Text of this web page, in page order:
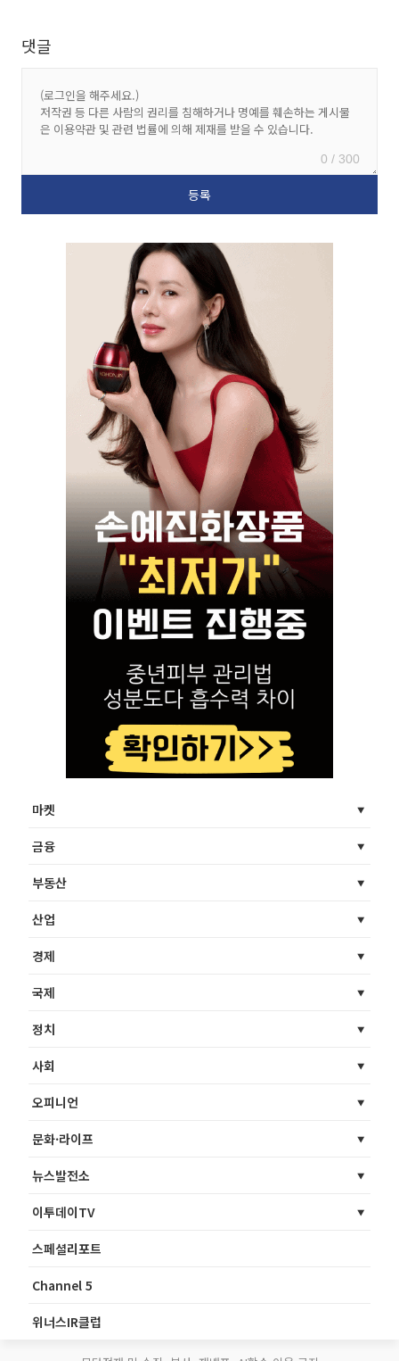
댓글
0 / 300
마켓
금융
부동산
산업
경제
국제
정치
사회
오피니언
문화·라이프
뉴스발전소
이투데이TV
스페셜리포트
Channel 5
위너스IR클럽